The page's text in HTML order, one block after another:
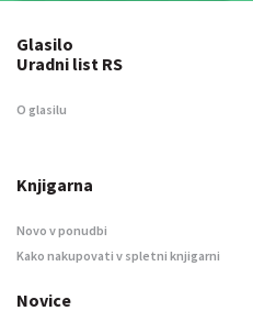
Glasilo
Uradni list RS
O glasilu
Knjigarna
Novo v ponudbi
Kako nakupovati v spletni knjigarni
Novice